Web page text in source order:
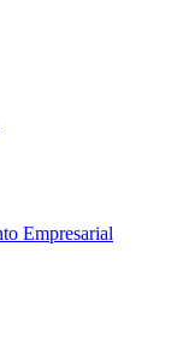
Empresarial